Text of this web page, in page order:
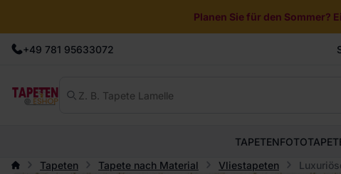
Planen Sie für den Sommer?
+49 781 95633072
TAPETEN
Tapeten
Tapete nach Material Vliestapeten